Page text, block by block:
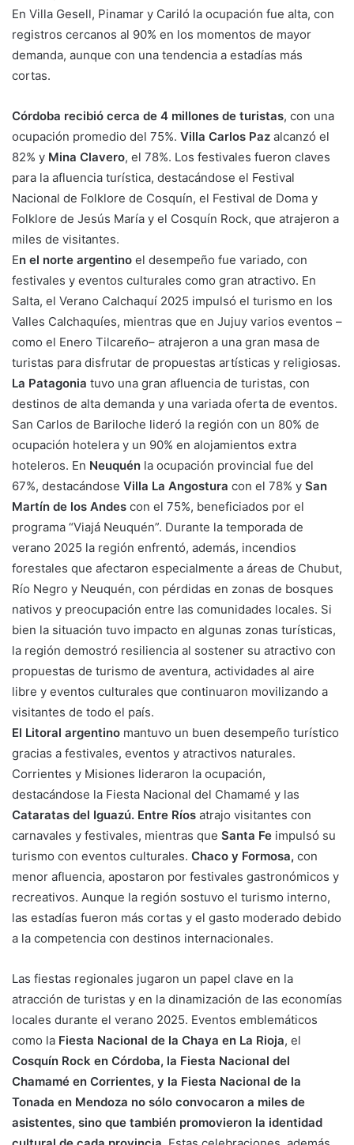
En Villa Gesell, Pinamar y Cariló la ocupación fue alta, con
registros cercanos al 90% en los momentos de mayor
demanda, aunque con una tendencia a estadías más
cortas.
Córdoba recibió cerca de 4 millones de turistas, con una
ocupación promedio del 75%. Villa Carlos Paz alcanzó el
82% y Mina Clavero, el 78%. Los festivales fueron claves
para la afluencia turística, destacándose el Festival
Nacional de Folklore de Cosquín, el Festival de Doma y
Folklore de Jesús María y el Cosquín Rock, que atrajeron a
miles de visitantes.
En el norte argentino el desempeño fue variado, con
festivales y eventos culturales como gran atractivo. En
Salta, el Verano Calchaquí 2025 impulsó el turismo en los
Valles Calchaquíes, mientras que en Jujuy varios eventos –
como el Enero Tilcareño– atrajeron a una gran masa de
turistas para disfrutar de propuestas artísticas y religiosas.
La Patagonia tuvo una gran afluencia de turistas, con
destinos de alta demanda y una variada oferta de eventos.
San Carlos de Bariloche lideró la región con un 80% de
ocupación hotelera y un 90% en alojamientos extra
hoteleros. En Neuquén la ocupación provincial fue del
67%, destacándose Villa La Angostura con el 78% y San
Martín de los Andes con el 75%, beneficiados por el
programa “Viajá Neuquén”. Durante la temporada de
verano 2025 la región enfrentó, además, incendios
forestales que afectaron especialmente a áreas de Chubut,
Río Negro y Neuquén, con pérdidas en zonas de bosques
nativos y preocupación entre las comunidades locales. Si
bien la situación tuvo impacto en algunas zonas turísticas,
la región demostró resiliencia al sostener su atractivo con
propuestas de turismo de aventura, actividades al aire
libre y eventos culturales que continuaron movilizando a
visitantes de todo el país.
El Litoral argentino mantuvo un buen desempeño turístico
gracias a festivales, eventos y atractivos naturales.
Corrientes y Misiones lideraron la ocupación,
destacándose la Fiesta Nacional del Chamamé y las
Cataratas del Iguazú. Entre Ríos atrajo visitantes con
carnavales y festivales, mientras que Santa Fe impulsó su
turismo con eventos culturales. Chaco y Formosa, con
menor afluencia, apostaron por festivales gastronómicos y
recreativos. Aunque la región sostuvo el turismo interno,
las estadías fueron más cortas y el gasto moderado debido
a la competencia con destinos internacionales.
Las fiestas regionales jugaron un papel clave en la
atracción de turistas y en la dinamización de las economías
locales durante el verano 2025. Eventos emblemáticos
como la Fiesta Nacional de la Chaya en La Rioja, el
Cosquín Rock en Córdoba, la Fiesta Nacional del
Chamamé en Corrientes, y la Fiesta Nacional de la
Tonada en Mendoza no sólo convocaron a miles de
asistentes, sino que también promovieron la identidad